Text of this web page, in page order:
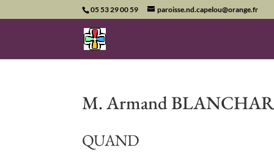
05 53 29 00 59 paroisse.nd.capelou@orange.fr
M. Armand
QUAND